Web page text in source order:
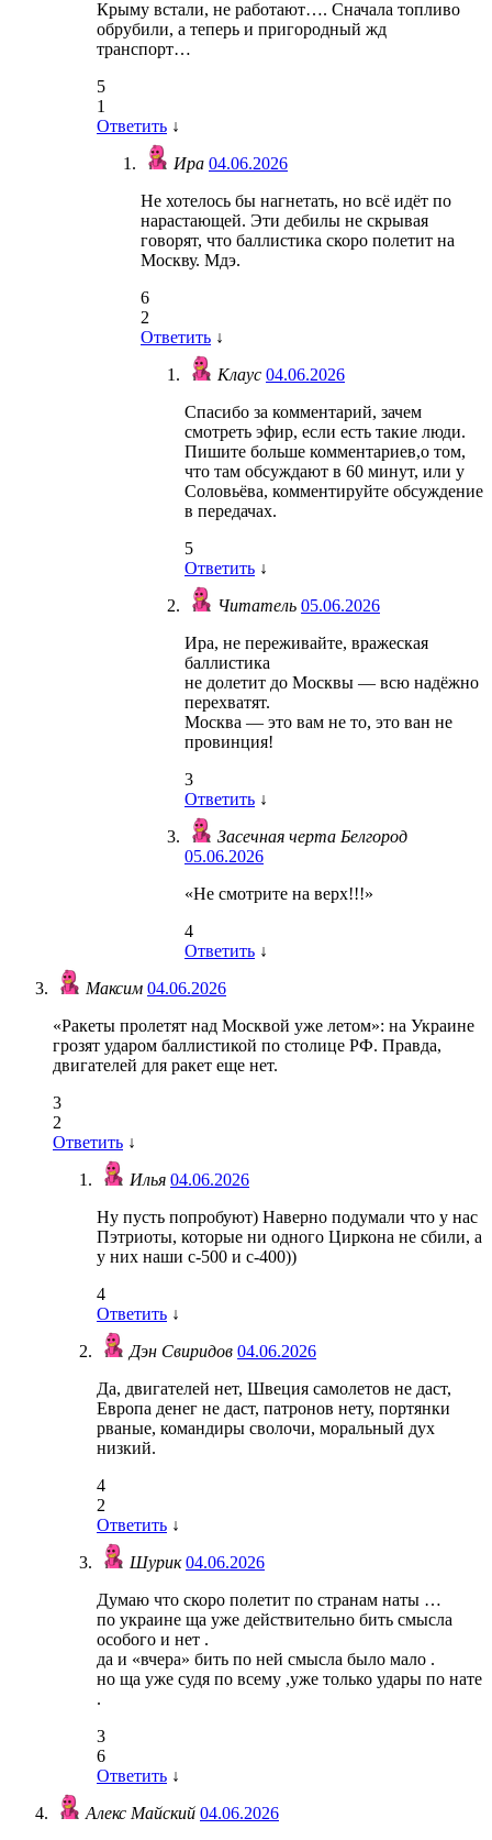
Крыму встали, не работают…. Сначала топливо
обрубили, а теперь и пригородный жд
транспорт…
5
1
Ответить ↓
Ира 04.06.2026
Не хотелось бы нагнетать, но всё идёт по
нарастающей. Эти дебилы не скрывая
говорят, что баллистика скоро полетит на
Москву. Мдэ.
6
2
Ответить ↓
Клаус 04.06.2026
Спасибо за комментарий, зачем
смотреть эфир, если есть такие люди.
Пишите больше комментариев,о том,
что там обсуждают в 60 минут, или у
Соловьёва, комментируйте обсуждение
в передачах.
5
Ответить ↓
Читатель 05.06.2026
Ира, не переживайте, вражеская
баллистика
не долетит до Москвы — всю надёжно
перехватят.
Москва — это вам не то, это ван не
провинция!
3
Ответить ↓
Засечная черта Белгород
05.06.2026
«Не смотрите на верх!!!»
4
Ответить ↓
Максим 04.06.2026
«Ракеты пролетят над Москвой уже летом»: на Украине
грозят ударом баллистикой по столице РФ. Правда,
двигателей для ракет еще нет.
3
2
Ответить ↓
Илья 04.06.2026
Ну пусть попробуют) Наверно подумали что у нас
Пэтриоты, которые ни одного Циркона не сбили, а
у них наши с-500 и с-400))
4
Ответить ↓
Дэн Свиридов 04.06.2026
Да, двигателей нет, Швеция самолетов не даст,
Европа денег не даст, патронов нету, портянки
рваные, командиры сволочи, моральный дух
низкий.
4
2
Ответить ↓
Шурик04.06.2026
Думаю что скоро полетит по странам наты …
по украине ща уже действительно бить смысла
особого и нет .
да и «вчера» бить по ней смысла было мало .
но ща уже судя по всему ,уже только удары по нате
.
3
6
Ответить ↓
Алекс Майский 04.06.2026